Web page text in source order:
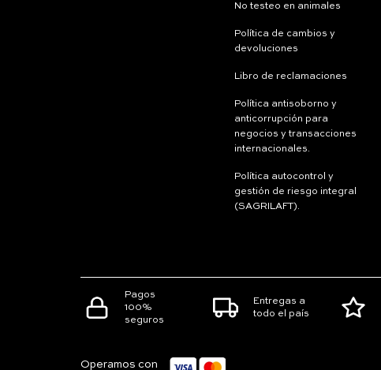
No testeo en animales
Política de cambios y
devoluciones
Libro de reclamaciones
Política antisoborno y
anticorrupción para
negocios y transacciones
internacionales.
Política autocontrol y
gestión de riesgo integral
(SAGRILAFT).
Pagos
100%
seguros
Entregas a
todo el país
Operamos con